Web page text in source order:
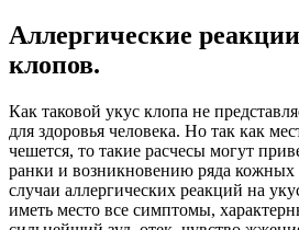
Аллергические
клопов.
Как таковой укус клопа не
для здоровья человека. Но так как
чешется, то такие расчесы могут
ранки и возникновению ряда кожных
случаи аллергических реакций на
иметь место все симптомы,